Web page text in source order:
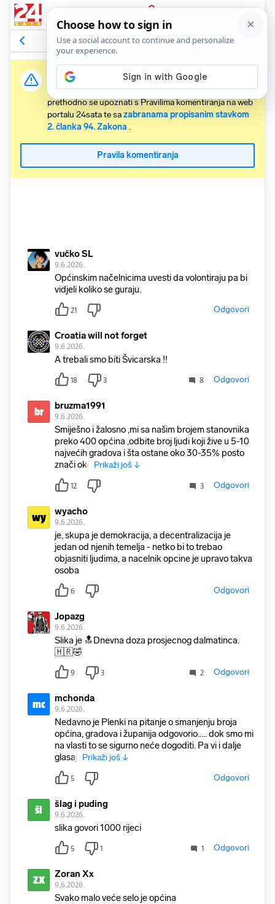
PRIJAVA
Komentari51 Relevantni
Važna obavijest:
Svaki korisnik koji želi komentirati članke obvezan je
prethodno se upoznati s Pravilima komentiranja na web
portalu 24sata te sazabranama propisanim stavkom
2. članka 94. Zakona .
Pravila komentiranja
vučko SL
9.6.2026.
Općinskim načelnicima uvesti da volontiraju pa bi
vidjeli koliko se guraju.
21 Odgovori
Croatia will not forget
9.6.2026.
A trebali smo biti Švicarska !!
18 3 8 Odgovori
br bruzma1991
9.6.2026.
Smiješno i žalosno ,mi sa našim brojem stanovnika
preko 400 općina ,odbite broj ljudi koji žive u 5-10
najvećih gradova i šta ostane oko 30-35% posto
znači oko Prikaži još ↓
12 3 Odgovori
wy wyacho
9.6.2026.
je, skupa je demokracija, a decentralizacija je
jedan od njenih temelja - netko bi to trebao
objasniti ljudima, a nacelnik opcine je upravo takva
osoba
6 Odgovori
Jopazg
9.6.2026.
Slika je 🔝Dnevna doza prosjecnog dalmatinca.
🇭🇷🤣
9 3 2 Odgovori
mc mchonda
9.6.2026.
Nedavno je Plenki na pitanje o smanjenju broja
općina, gradova i županija odgovorio..... dok smo mi
na vlasti to se sigurno neće dogoditi. Pa vi i dalje
glasajt Prikaži još ↓
5 Odgovori
ši šlag i puding
9.6.2026.
slika govori 1000 rijeci
5 1 1 Odgovori
ZX Zoran Xx
9.6.2026.
Svako malo veće selo je općina